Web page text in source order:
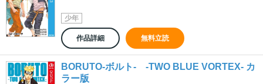
少年
作品詳細 無料立読
BORUTO-ボルト- -TWO BLUE VORTEX- カ
ラー版